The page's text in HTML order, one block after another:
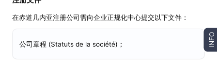
在赤道几内亚注册公司需向企业正规化中心提交以下文件：
公司章程 (Statuts de la société)； INFO